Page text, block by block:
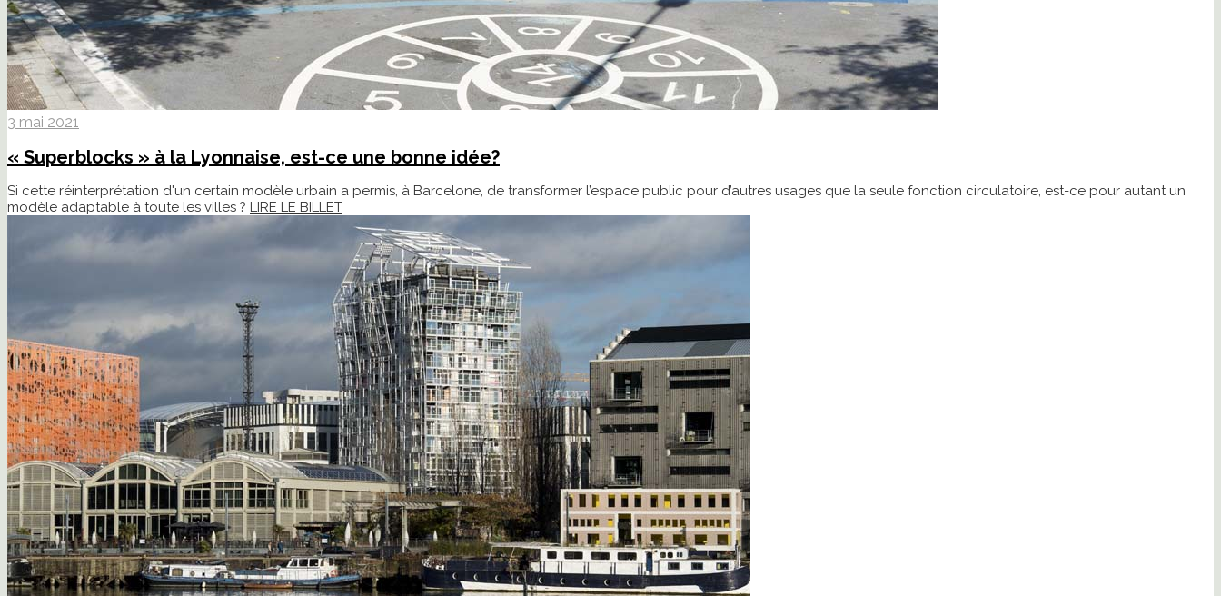
3 mai 2021
« Superblocks » à la Lyonnaise, est-ce une bonne idée?
Si cette réinterprétation d'un certain modèle urbain a permis, à Barcelone, de transformer l’espace public pour d’autres usages que la seule fonction circulatoire, est-ce pour autant un
modèle adaptable à toute les villes ? LIRE LE BILLET